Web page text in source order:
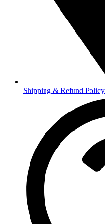
Shipping & Refund Policy